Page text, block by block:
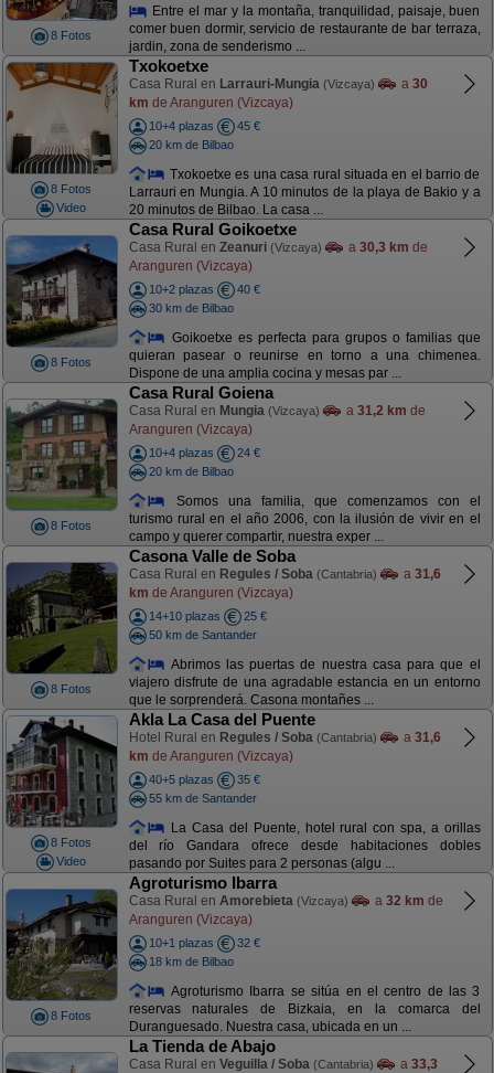
8 Fotos
Entre el mar y la montaña, tranquilidad, paisaje, buen
comer buen dormir, servicio de restaurante de bar terraza,
jardin, zona de senderismo ...
8 Fotos
Video
Txokoetxe
Casa Rural en Larrauri-Mungia (Vizcaya) a 30
km de Aranguren (Vizcaya)
10+4 plazas
45 €
20 km de Bilbao
Txokoetxe es una casa rural situada en el barrio de
Larrauri en Mungia. A 10 minutos de la playa de Bakio y a
20 minutos de Bilbao. La casa ...
8 Fotos
Casa Rural Goikoetxe
Casa Rural en Zeanuri (Vizcaya) a 30,3 km de
Aranguren (Vizcaya)
10+2 plazas
40 €
30 km de Bilbao
Goikoetxe es perfecta para grupos o familias que
quieran pasear o reunirse en torno a una chimenea.
Dispone de una amplia cocina y mesas par ...
8 Fotos
Casa Rural Goiena
Casa Rural en Mungia (Vizcaya) a 31,2 km de
Aranguren (Vizcaya)
10+4 plazas
24 €
20 km de Bilbao
Somos una familia, que comenzamos con el
turismo rural en el año 2006, con la ilusión de vivir en el
campo y querer compartir, nuestra exper ...
8 Fotos
Casona Valle de Soba
Casa Rural en Regules / Soba (Cantabria) a 31,6
km de Aranguren (Vizcaya)
14+10 plazas
25 €
50 km de Santander
Abrimos las puertas de nuestra casa para que el
viajero disfrute de una agradable estancia en un entorno
que le sorprenderá. Casona montañes ...
8 Fotos
Video
Akla La Casa del Puente
Hotel Rural en Regules / Soba (Cantabria) a 31,6
km de Aranguren (Vizcaya)
40+5 plazas
35 €
55 km de Santander
La Casa del Puente, hotel rural con spa, a orillas
del río Gandara ofrece desde habitaciones dobles
pasando por Suites para 2 personas (algu ...
8 Fotos
Agroturismo Ibarra
Casa Rural en Amorebieta (Vizcaya) a 32 km de
Aranguren (Vizcaya)
10+1 plazas
32 €
18 km de Bilbao
Agroturismo Ibarra se sitúa en el centro de las 3
reservas naturales de Bizkaia, en la comarca del
Duranguesado. Nuestra casa, ubicada en un ...
La Tienda de Abajo
Casa Rural en Veguilla / Soba (Cantabria) a 33,3